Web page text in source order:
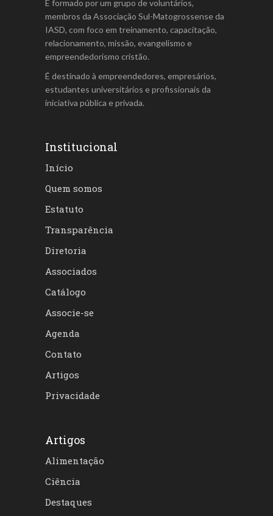
É formado por um grupo de voluntários,
membros da Associação Sul-Matogrossense da
IASD, com foco em treinamento, capacitação,
relacionamento, missão, evangelismo e
empreendedorismo cristão.
É destinado à empreendedores, empresários,
estudantes universitários e profissionais da
iniciativa pública e privada.
Institucional
Início
Quem somos
Estatuto
Transparência
Diretoria
Associados
Catálogo
Associe-se
Agenda
Contato
Artigos
Privacidade
Artigos
Alimentação
Ciência
Destaques